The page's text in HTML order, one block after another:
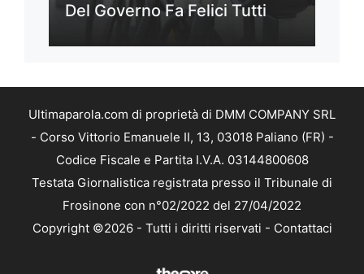
Del Governo Fa Felici Tutti
Ultimaparola.com di proprietà di DMM COMPANY SRL
- Corso Vittorio Emanuele II, 13, 03018 Paliano (FR) -
Codice Fiscale e Partita I.V.A. 03144800608
Testata Giornalistica registrata presso il Tribunale di
Frosinone con n°02/2022 del 27/04/2022
Copyright ©2026 - Tutti i diritti riservati - Contattaci